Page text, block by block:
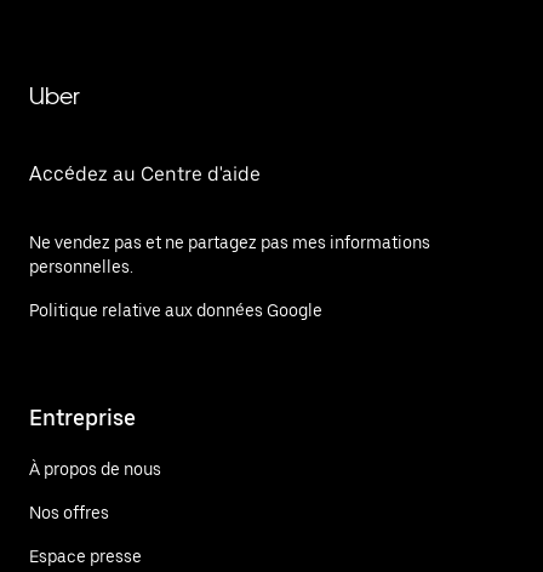
Uber
Accédez au Centre d'aide
Ne vendez pas et ne partagez pas mes informations
personnelles.
Politique relative aux données Google
Entreprise
À propos de nous
Nos offres
Espace presse